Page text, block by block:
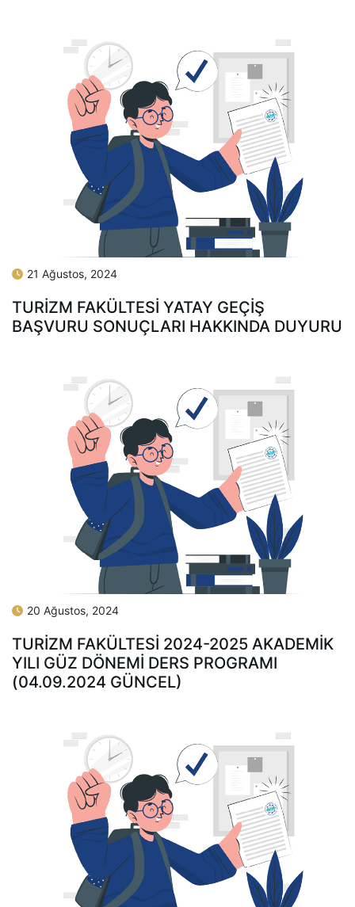
21 Ağustos, 2024
TURİZM FAKÜLTESİ YATAY GEÇİŞ
BAŞVURU SONUÇLARI HAKKINDA DUYURU
20 Ağustos, 2024
TURİZM FAKÜLTESİ 2024-2025 AKADEMİK
YILI GÜZ DÖNEMİ DERS PROGRAMI
(04.09.2024 GÜNCEL)